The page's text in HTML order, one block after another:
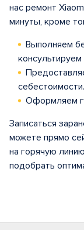
нас ремонт
минуты, кроме
Выполняем
себестоимости.
Оформляем
Записаться
можете прямо
на горячую
подобрать